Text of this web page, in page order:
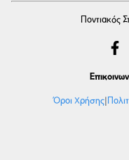
Ποντιακός
Όροι Χρήσης|